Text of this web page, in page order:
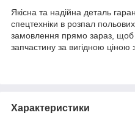
Якісна та надійна деталь
спецтехніки в розпал
замовлення прямо зараз, щоб
запчастину за вигідною
Характеристики